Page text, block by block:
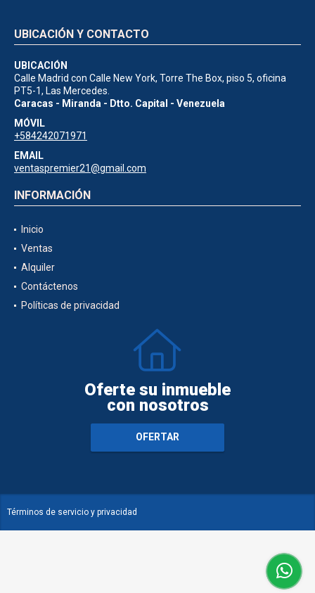
UBICACIÓN Y CONTACTO
UBICACIÓN
Calle Madrid con Calle New York, Torre The Box, piso 5, oficina
PT5-1, Las Mercedes.
Caracas - Miranda - Dtto. Capital - Venezuela
MÓVIL
+584242071971
EMAIL
ventaspremier21@gmail.com
INFORMACIÓN
Inicio
Ventas
Alquiler
Contáctenos
Políticas de privacidad
Oferte su inmueble
con nosotros
OFERTAR
Términos de servicio y privacidad